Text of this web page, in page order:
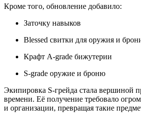
Кроме того, обновление добавило:
Заточку навыков
Blessed свитки для оружия и
Крафт A-grade бижутерии
S-grade оружие и броню
Экипировка S-грейда стала вершиной
времени. Её получение требовало
и организации, превращая такие